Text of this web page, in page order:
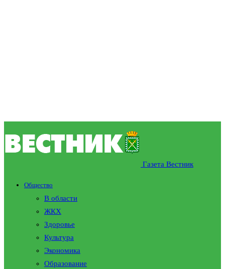
Газета Вестник
Общество
В области
ЖКХ
Здоровье
Культура
Экономика
Образование